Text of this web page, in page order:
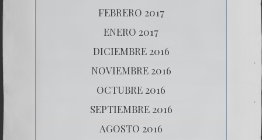
FEBRERO 2017
ENERO 2017
DICIEMBRE 2016
NOVIEMBRE 2016
OCTUBRE 2016
SEPTIEMBRE 2016
AGOSTO 2016